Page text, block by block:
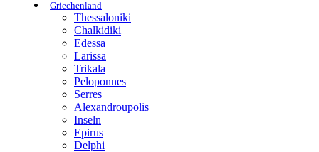
Griechenland
Thessaloniki
Chalkidiki
Edessa
Larissa
Trikala
Peloponnes
Serres
Alexandroupolis
Inseln
Epirus
Delphi